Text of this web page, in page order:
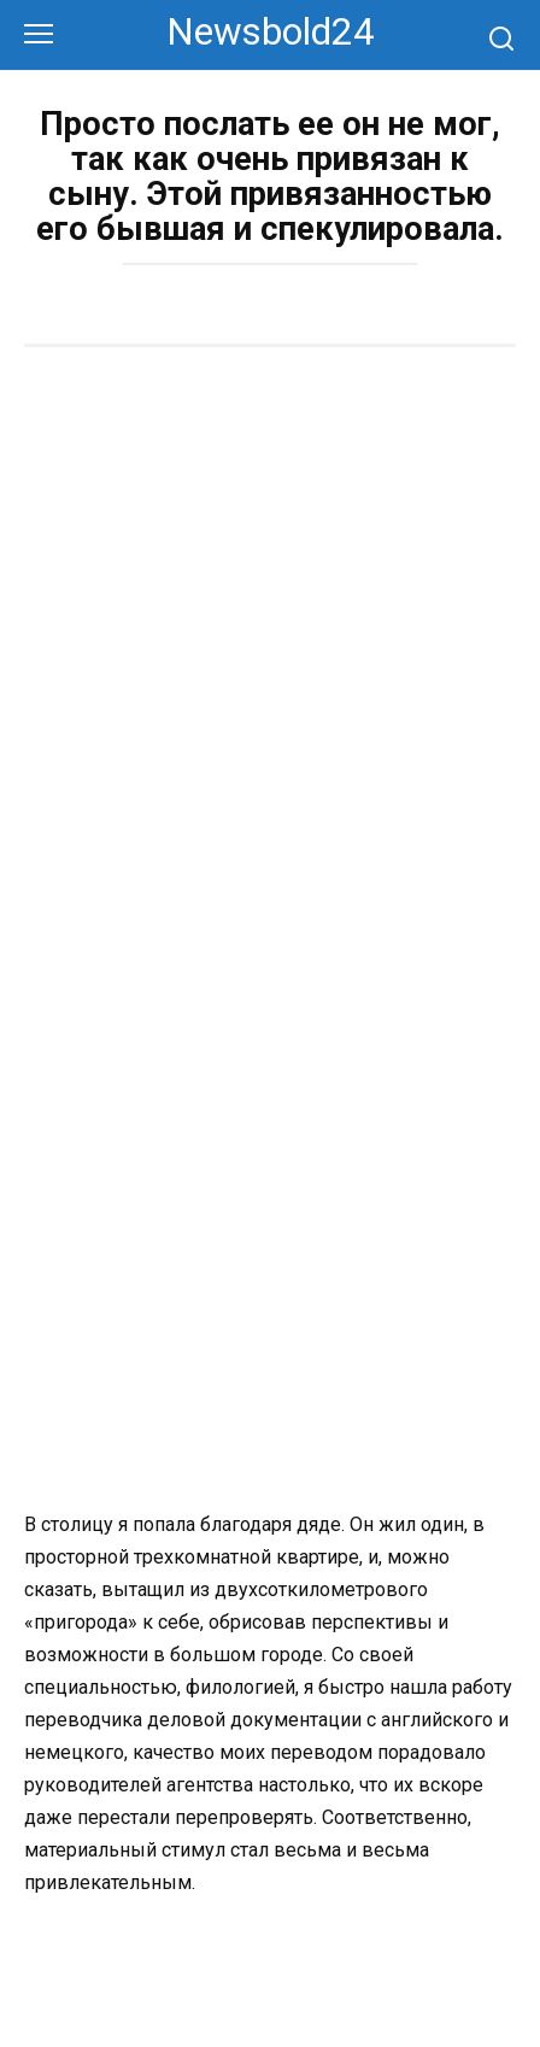
контенту
Newsbold24
Просто послать ее он не мог,
так как очень привязан к
сыну. Этой привязанностью
его бывшая и спекулировала.
В столицу я попала благодаря дяде. Он жил один, в
просторной трехкомнатной квартире, и, можно
сказать, вытащил из двухсоткилометрового
«пригорода» к себе, обрисовав перспективы и
возможности в большом городе. Со своей
специальностью, филологией, я быстро нашла работу
переводчика деловой документации с английского и
немецкого, качество моих переводом порадовало
руководителей агентства настолько, что их вскоре
даже перестали перепроверять. Соответственно,
материальный стимул стал весьма и весьма
привлекательным.